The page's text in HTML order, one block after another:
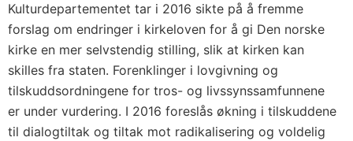
Kulturdepartementet tar i 2016 sikte på å fremme
forslag om endringer i kirkeloven for å gi Den norske
kirke en mer selvstendig stilling, slik at kirken kan
skilles fra staten. Forenklinger i lovgivning og
tilskuddsordningene for tros- og livssynssamfunnene
er under vurdering. I 2016 foreslås økning i tilskuddene
til dialogtiltak og tiltak mot radikalisering og voldelig